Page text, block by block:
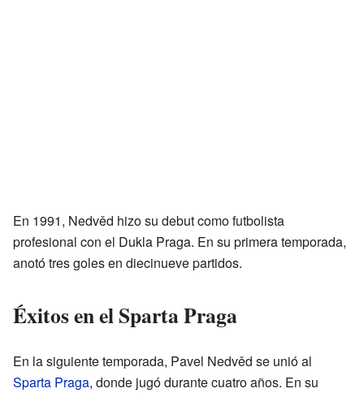
En 1991, Nedvěd hizo su debut como futbolista
profesional con el Dukla Praga. En su primera temporada,
anotó tres goles en diecinueve partidos.
Éxitos en el Sparta Praga
En la siguiente temporada, Pavel Nedvěd se unió al
Sparta Praga, donde jugó durante cuatro años. En su